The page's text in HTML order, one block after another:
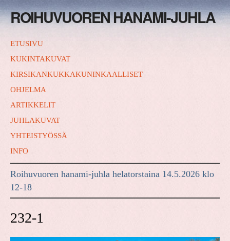
ROIHUVUOREN HANAMI-JUHLA
ETUSIVU
KUKINTAKUVAT
KIRSIKANKUKKAKUNINKAALLISET
OHJELMA
ARTIKKELIT
JUHLAKUVAT
YHTEISTYÖSSÄ
INFO
Roihuvuoren hanami-juhla helatorstaina 14.5.2026 klo
12-18
232-1